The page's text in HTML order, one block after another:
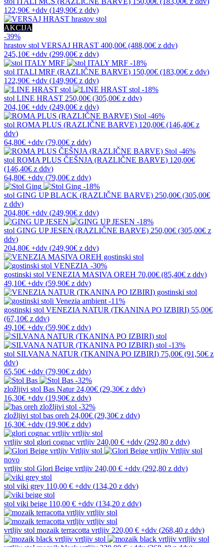
122,90€ +ddv (149,90€ z ddv)
AKCIJA
-39%
hrastov stol VERSAJ HRAST 400,00€ (488,00€ z ddv)
245,10€ +ddv (299,00€ z ddv)
-18%
stol ITALI MRF (RAZLIČNE BARVE) 150,00€ (183,00€ z ddv)
122,90€ +ddv (149,90€ z ddv)
-18%
stol LINE HRAST 250,00€ (305,00€ z ddv)
204,10€ +ddv (249,00€ z ddv)
-46%
stol ROMA PLUS (RAZLIČNE BARVE) 120,00€ (146,40€ z
ddv)
64,80€ +ddv (79,00€ z ddv)
-46%
stol ROMA PLUS ČEŠNJA (RAZLIČNE BARVE) 120,00€
(146,40€ z ddv)
64,80€ +ddv (79,00€ z ddv)
-18%
stol GING UP BLACK (RAZLIČNE BARVE) 250,00€ (305,00€
z ddv)
204,80€ +ddv (249,90€ z ddv)
-18%
stol GING UP JESEN (RAZLIČNE BARVE) 250,00€ (305,00€ z
ddv)
204,80€ +ddv (249,90€ z ddv)
-30%
gostinski stol VENEZIA MASIVA OREH 70,00€ (85,40€ z ddv)
49,10€ +ddv (59,90€ z ddv)
-11%
gostinski stol VENEZIA NATUR (TKANINA PO IZBIRI) 55,00€
(67,10€ z ddv)
49,10€ +ddv (59,90€ z ddv)
-13%
stol SILVANA NATUR (TKANINA PO IZBIRI) 75,00€ (91,50€ z
ddv)
65,50€ +ddv (79,90€ z ddv)
-32%
zložljivi stol Bas Natur 24,00€ (29,30€ z ddv)
16,30€ +ddv (19,90€ z ddv)
-32%
zložljivi stol bas oreh 24,00€ (29,30€ z ddv)
16,30€ +ddv (19,90€ z ddv)
vrtljiv stol glori cognac vrtljiv 240,00 € +ddv (292,80 z ddv)
novo
vrtljiv stol Glori Beige vrtljiv 240,00 € +ddv (292,80 z ddv)
stol viki grey 110,00 € +ddv (134,20 z ddv)
stol viki beige 110,00 € +ddv (134,20 z ddv)
vrtljiv stol mozaik terracotta vrtljiv 220,00 € +ddv (268,40 z ddv)